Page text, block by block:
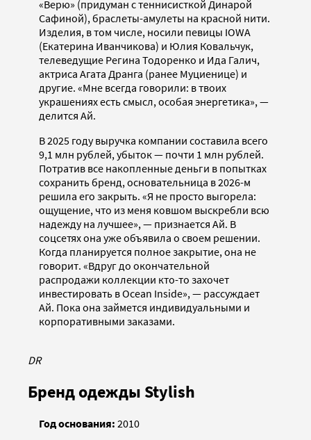
«Верю» (придуман с теннисисткой Динарой
Сафиной), браслеты-амулеты на красной нити.
Изделия, в том числе, носили певицы IOWA
(Екатерина Иванчикова) и Юлия Ковальчук,
телеведущие Регина Тодоренко и Ида Галич,
актриса Агата Дранга (ранее Муциенице) и
другие. «Мне всегда говорили: в твоих
украшениях есть смысл, особая энергетика», —
делится Ай.
В 2025 году выручка компании составила всего
9,1 млн рублей, убыток — почти 1 млн рублей.
Потратив все накопленные деньги в попытках
сохранить бренд, основательница в 2026-м
решила его закрыть. «Я не просто выгорела:
ощущение, что из меня ковшом выскребли всю
надежду на лучшее», — признается Ай. В
соцсетях она уже объявила о своем решении.
Когда планируется полное закрытие, она не
говорит. «Вдруг до окончательной
распродажи коллекции кто-то захочет
инвестировать в Ocean Inside», — рассуждает
Ай. Пока она займется индивидуальными и
корпоративными заказами.
DR
Бренд одежды Stylish
Год основания: 2010